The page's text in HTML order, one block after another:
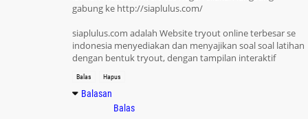
(PTK) PAI SDgabung ke http://siaplulus.com/
siaplulus.com adalah Website tryout online terbesar se
indonesia menyediakan dan menyajikan soal soal latihan
dengan bentuk tryout, dengan tampilan interaktif
Balas Hapus
Balasan
Balas